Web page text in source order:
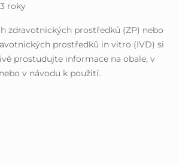
roky
zdravotnických prostředků (ZP) nebo
prostředků in vitro (IVD) si
prostudujte informace na obale, v
v návodu k použití.